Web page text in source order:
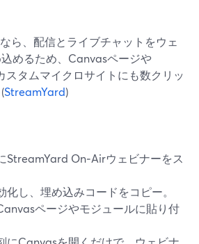
ら、配信とライブチャットをウェ
めるため、Canvasページや
スタムマイクロサイトにも数クリッ
StreamYard)
StreamYard On‑Airウェビナーをス
化し、埋め込みコードをコピー。
ページやモジュールに貼り付